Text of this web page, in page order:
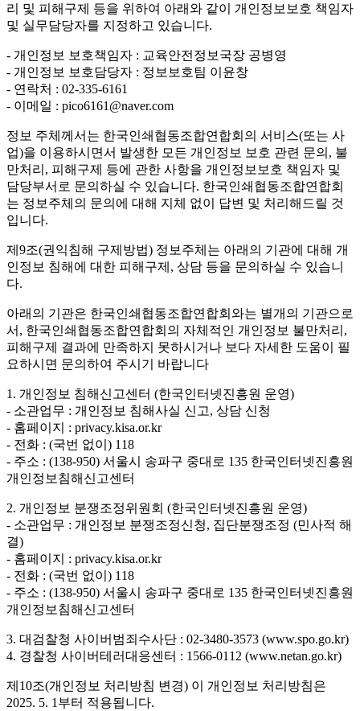
리 및 피해구제 등을 위하여 아래와 같이 개인정보보호 책임자
및 실무담당자를 지정하고 있습니다.
- 개인정보 보호책임자 : 교육안전정보국장 공병영
- 개인정보 보호담당자 : 정보보호팀 이윤창
- 연락처 : 02-335-6161
- 이메일 : pico6161@naver.com
정보 주체께서는 한국인쇄협동조합연합회의 서비스(또는 사
업)을 이용하시면서 발생한 모든 개인정보 보호 관련 문의, 불
만처리, 피해구제 등에 관한 사항을 개인정보보호 책임자 및
담당부서로 문의하실 수 있습니다. 한국인쇄협동조합연합회
는 정보주체의 문의에 대해 지체 없이 답변 및 처리해드릴 것
입니다.
제9조(권익침해 구제방법) 정보주체는 아래의 기관에 대해 개
인정보 침해에 대한 피해구제, 상담 등을 문의하실 수 있습니
다.
아래의 기관은 한국인쇄협동조합연합회와는 별개의 기관으로
서, 한국인쇄협동조합연합회의 자체적인 개인정보 불만처리,
피해구제 결과에 만족하지 못하시거나 보다 자세한 도움이 필
요하시면 문의하여 주시기 바랍니다
1. 개인정보 침해신고센터 (한국인터넷진흥원 운영)
- 소관업무 : 개인정보 침해사실 신고, 상담 신청
- 홈페이지 : privacy.kisa.or.kr
- 전화 : (국번 없이) 118
- 주소 : (138-950) 서울시 송파구 중대로 135 한국인터넷진흥원
개인정보침해신고센터
2. 개인정보 분쟁조정위원회 (한국인터넷진흥원 운영)
- 소관업무 : 개인정보 분쟁조정신청, 집단분쟁조정 (민사적 해
결)
- 홈페이지 : privacy.kisa.or.kr
- 전화 : (국번 없이) 118
- 주소 : (138-950) 서울시 송파구 중대로 135 한국인터넷진흥원
개인정보침해신고센터
3. 대검찰청 사이버범죄수사단 : 02-3480-3573 (www.spo.go.kr)
4. 경찰청 사이버테러대응센터 : 1566-0112 (www.netan.go.kr)
제10조(개인정보 처리방침 변경) 이 개인정보 처리방침은
2025. 5. 1부터 적용됩니다.